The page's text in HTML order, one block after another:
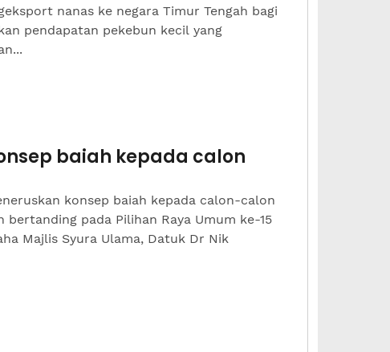
nanas ke negara Timur Tengah bagi
pendapatan pekebun kecil yang
baiah kepada calon
konsep baiah kepada calon-calon
pada Pilihan Raya Umum ke-15
Majlis Syura Ulama, Datuk Dr Nik